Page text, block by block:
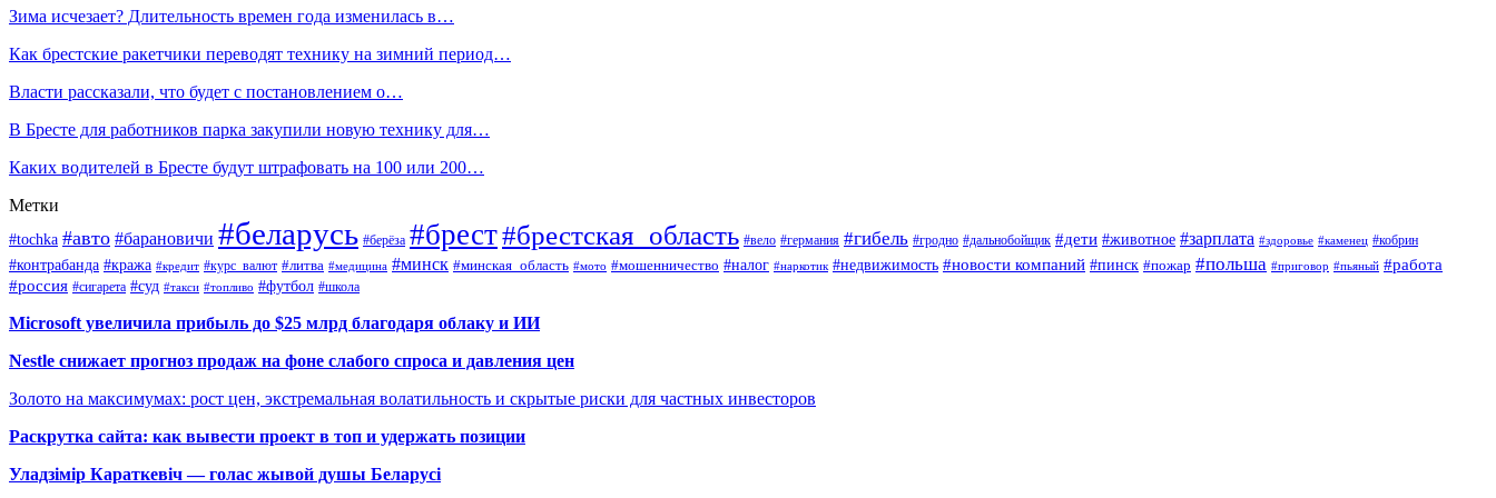
Зима исчезает? Длительность времен года изменилась в…
Как брестские ракетчики переводят технику на зимний период…
Власти рассказали, что будет с постановлением о…
В Бресте для работников парка закупили новую технику для…
Каких водителей в Бресте будут штрафовать на 100 или 200…
Метки
#tochka #авто #барановичи #беларусь #берёза #брест#брестская_область #вело #германия #гибель #гродно #дальнобойщик #дети #животное #зарплата #здоровье #каменец #кобрин
#контрабанда #кража #кредит #курс_валют #литва #медицина #минск #минская_область #мото #мошенничество #налог #наркотик #недвижимость #новости компаний #пинск #пожар #польша #приговор #пьяный #работа
#россия #сигарета #суд #такси #топливо #футбол #школа
Microsoft увеличила прибыль до $25 млрд благодаря облаку и ИИ
Nestle снижает прогноз продаж на фоне слабого спроса и давления цен
Золото на максимумах: рост цен, экстремальная волатильность и скрытые риски для частных инвесторов
Раскрутка сайта: как вывести проект в топ и удержать позиции
Уладзімір Караткевіч — голас жывой душы Беларусі